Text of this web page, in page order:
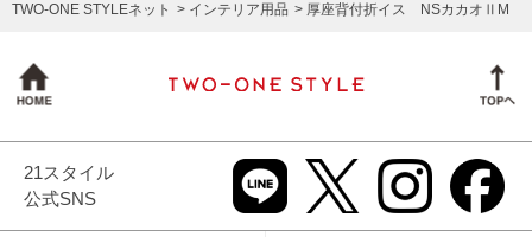
TWO-ONE STYLEネット インテリア用品 厚座背付折イス NSカカオⅡM
21スタイル
公式SNS